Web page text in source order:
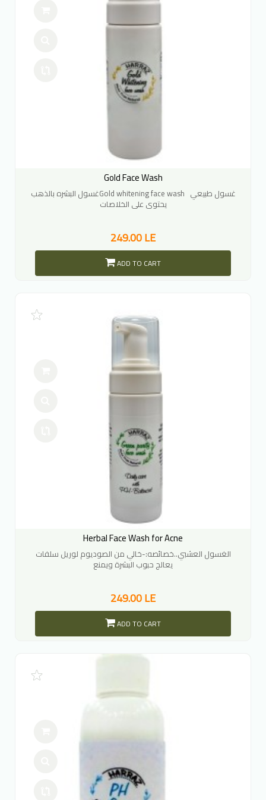
Gold Face Wash
غسول البشره بالذهبGold whitening face wash غسول طبيعي
يحتوى على الخلاصات
249.00 LE
ADD TO CART
Herbal Face Wash for Acne
يعالج حبوب البشرة ويمنع
249.00 LE
ADD TO CART